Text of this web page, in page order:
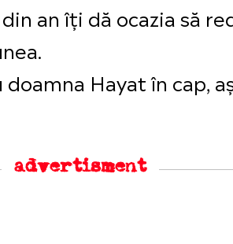
an îți dă ocazia să
Hayat în cap,
advertisment